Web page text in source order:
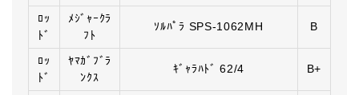
ﾛｯ
ﾄﾞ
ﾒｼﾞｬｰｸﾗ
ﾌﾄ
ｿﾙﾊﾟﾗ SPS-1062MH B
ﾛｯ
ﾄﾞ
ﾔﾏｶﾞﾌﾞﾗ
ﾝｸｽ
ｷﾞｬﾗﾊﾄﾞ 62/4 B+